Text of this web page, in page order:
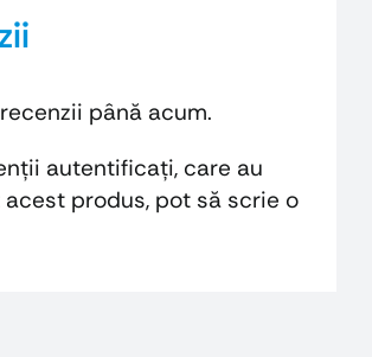
până acum.
autentificați, care au
produs, pot să scrie o